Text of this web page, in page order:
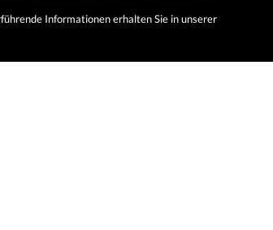
Informationen erhalten Sie in unserer